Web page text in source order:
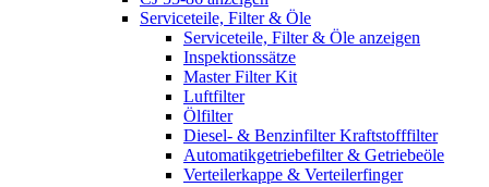
Serviceteile, Filter & Öle
Serviceteile, Filter & Öle anzeigen
Inspektionssätze
Master Filter Kit
Luftfilter
Ölfilter
Diesel- & Benzinfilter Kraftstofffilter
Automatikgetriebefilter & Getriebeöle
Verteilerkappe & Verteilerfinger